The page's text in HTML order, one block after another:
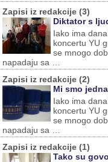
Zapisi iz redakcije (3)
Diktator s
Iako ima
koncertu YU
se mnogo
napadaju sa …
Zapisi iz redakcije (2)
Mi smo
Iako ima
koncertu YU
se mnogo
napadaju sa …
Zapisi iz redakcije (1)
Tako su